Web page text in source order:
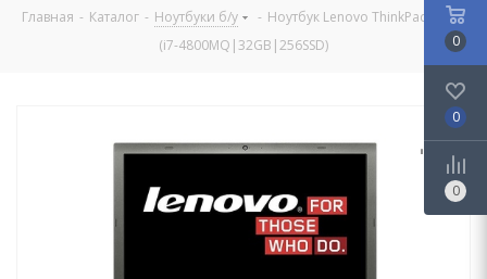
Главная - Каталог - Ноутбуки б/у - Ноутбук Lenovo ThinkPad W540
(i7-4800MQ|32GB|256SSD)
0
0
0